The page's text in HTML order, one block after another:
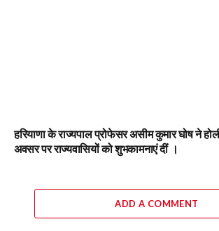
हरियाणा के राज्यपाल प्रोफेसर असीम कुमार घोष ने
अवसर पर राज्यवासियों को शुभकामनाएं दीं ।
ADD A COMMENT